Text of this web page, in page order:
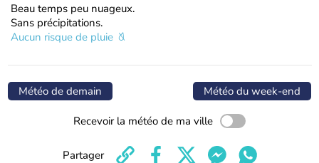
Beau temps peu nuageux.
Sans précipitations.
Aucun risque de pluie
Météo de demain Météo du week-end
Recevoir la météo de ma ville
Partager